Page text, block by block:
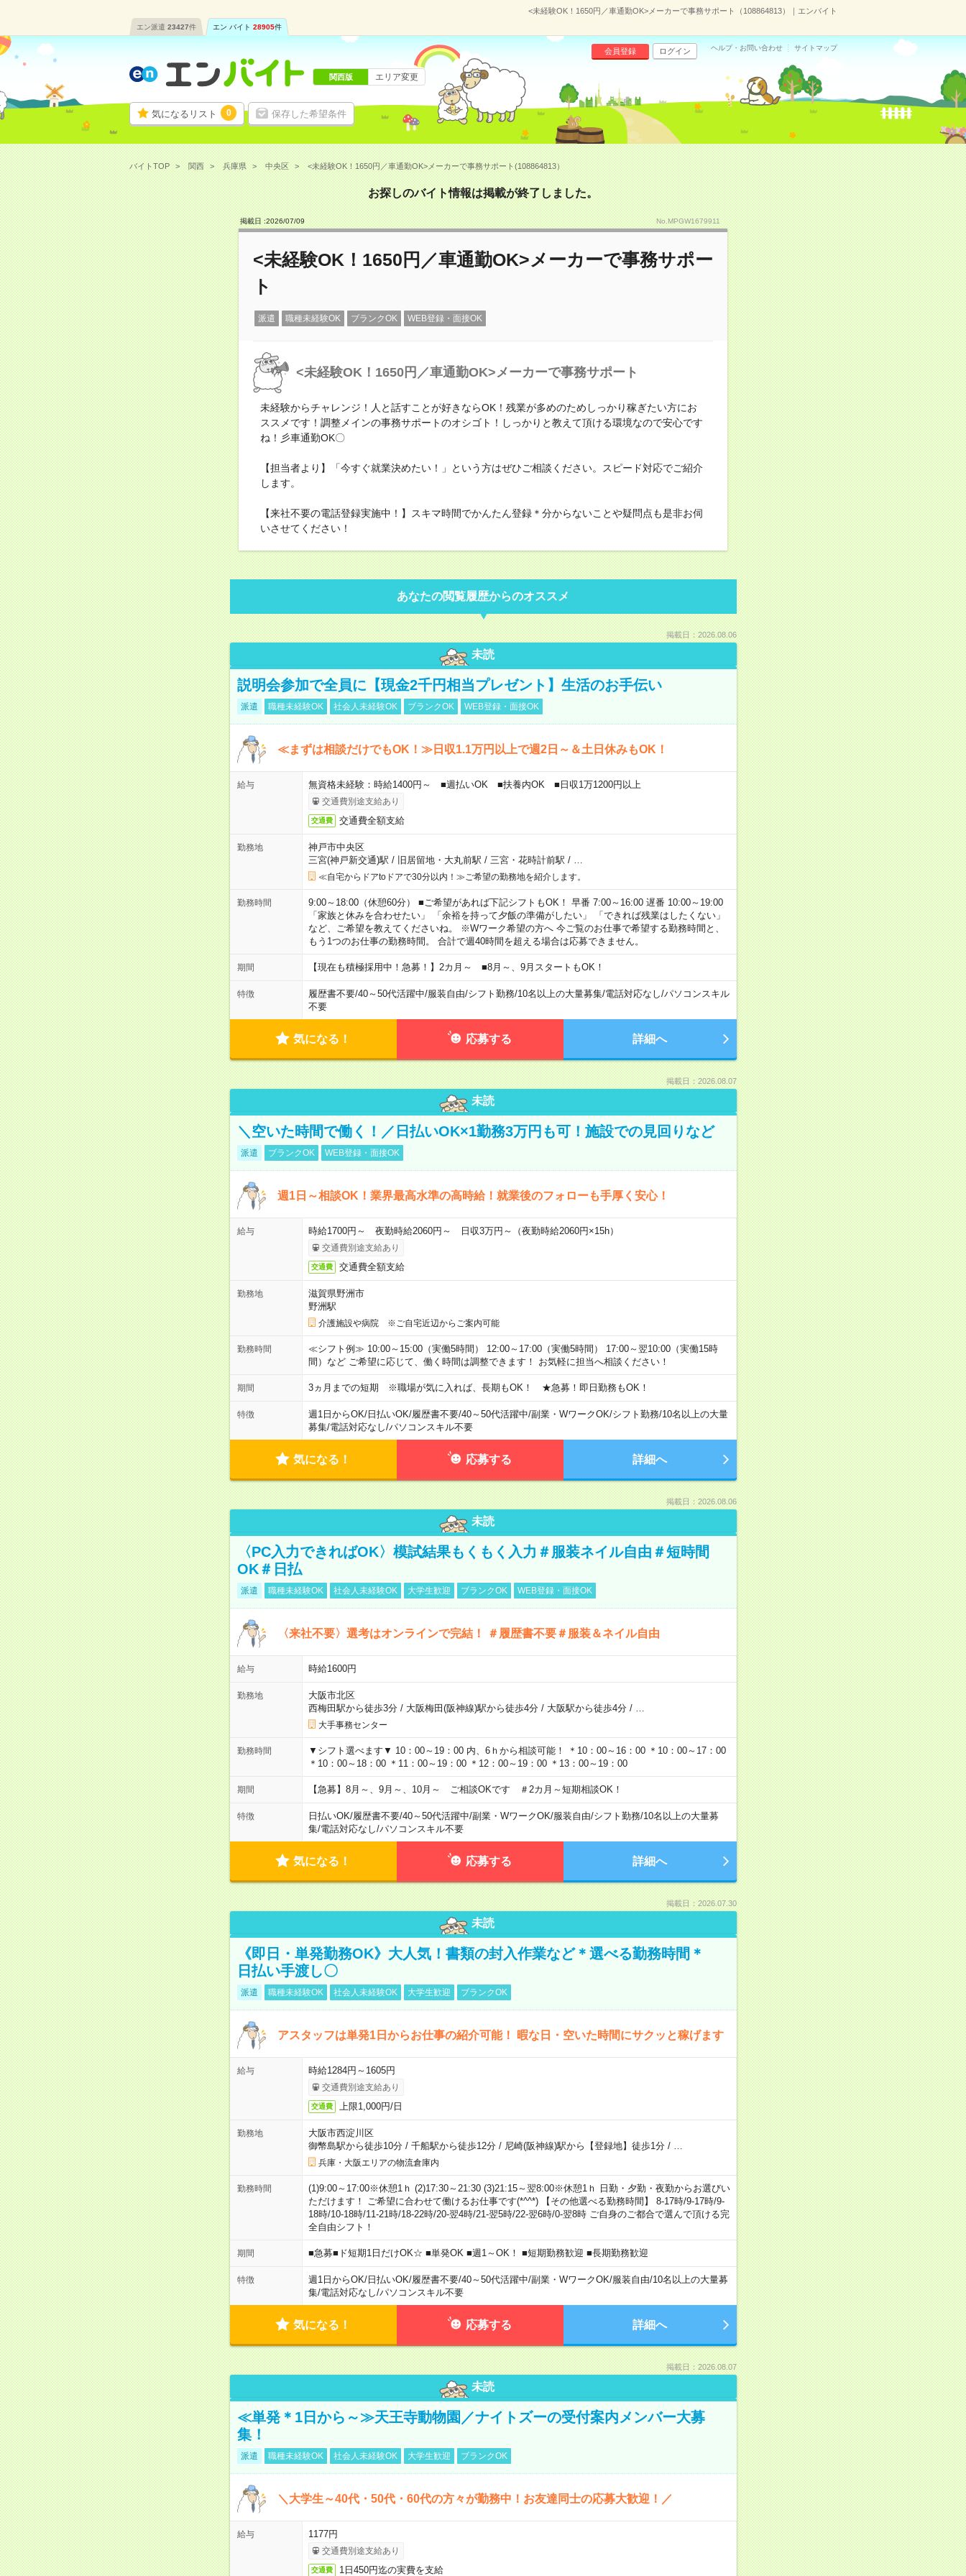
<未経験OK！1650円／車通勤OK>メーカーで事務サポート（108864813）｜エンバイト
エン派遣 23427件 エン バイト 28905件
気になるリスト 0 保存した希望条件
会員登録 ログイン ヘルプ・お問い合わせ サイトマップ
関西版 エリア変更
バイトTOP 関西 兵庫県 中央区 <未経験OK！1650円／車通勤OK>メーカーで事務サポート(108864813）
お探しのバイト情報は掲載が終了しました。
掲載日 :2026/07/09 No.MPGW1679911
<未経験OK！1650円／車通勤OK>メーカーで事務サポー
ト
派遣 職種未経験OK ブランクOK WEB登録・面接OK
<未経験OK！1650円／車通勤OK>メーカーで事務サポート
未経験からチャレンジ！人と話すことが好きならOK！残業が多めのためしっかり稼ぎたい方にお
ススメです！調整メインの事務サポートのオシゴト！しっかりと教えて頂ける環境なので安心です
ね！彡車通勤OK〇
【担当者より】「今すぐ就業決めたい！」という方はぜひご相談ください。スピード対応でご紹介
します。
【来社不要の電話登録実施中！】スキマ時間でかんたん登録＊分からないことや疑問点も是非お伺
いさせてください！
あなたの閲覧履歴からのオススメ
掲載日：2026.08.06
未読
説明会参加で全員に【現金2千円相当プレゼント】生活のお手伝い
派遣 職種未経験OK 社会人未経験OK ブランクOK WEB登録・面接OK
≪まずは相談だけでもOK！≫日収1.1万円以上で週2日～＆土日休みもOK！
給与 無資格未経験：時給1400円～ ■週払いOK ■扶養内OK ■日収1万1200円以上
交通費別途支給あり
交通費 交通費全額支給
勤務地
神戸市中央区
三宮(神戸新交通)駅 / 旧居留地・大丸前駅 / 三宮・花時計前駅 /
≪自宅からドアtoドアで30分以内！≫ご希望の勤務地を紹介します。
勤務時間
9:00～18:00（休憩60分） ■ご希望があれば下記シフトもOK！ 早番 7:00～16:00 遅番 10:00～19:00
「家族と休みを合わせたい」 「余裕を持って夕飯の準備がしたい」 「できれば残業はしたくない」
など、ご希望を教えてくださいね。 ※Wワーク希望の方へ 今ご覧のお仕事で希望する勤務時間と、
もう1つのお仕事の勤務時間。 合計で週40時間を超える場合は応募できません。
期間 【現在も積極採用中！急募！】2カ月～ ■8月～、9月スタートもOK！
特徴 履歴書不要/40～50代活躍中/服装自由/シフト勤務/10名以上の大量募集/電話対応なし/パソコンスキル
不要
気になる！ 応募する 詳細へ
掲載日：2026.08.07
未読
＼空いた時間で働く！／日払いOK×1勤務3万円も可！施設での見回りなど
派遣 ブランクOK WEB登録・面接OK
週1日～相談OK！業界最高水準の高時給！就業後のフォローも手厚く安心！
給与 時給1700円～ 夜勤時給2060円～ 日収3万円～（夜勤時給2060円×15h）
交通費別途支給あり
交通費 交通費全額支給
勤務地
滋賀県野洲市
野洲駅
介護施設や病院 ※ご自宅近辺からご案内可能
勤務時間
≪シフト例≫ 10:00～15:00（実働5時間） 12:00～17:00（実働5時間） 17:00～翌10:00（実働15時
間）など ご希望に応じて、働く時間は調整できます！ お気軽に担当へ相談ください！
期間 3ヵ月までの短期 ※職場が気に入れば、長期もOK！ ★急募！即日勤務もOK！
特徴 週1日からOK/日払いOK/履歴書不要/40～50代活躍中/副業・WワークOK/シフト勤務/10名以上の大量
募集/電話対応なし/パソコンスキル不要
気になる！ 応募する 詳細へ
掲載日：2026.08.06
未読
〈PC入力できればOK〉模試結果もくもく入力＃服装ネイル自由＃短時間
OK＃日払
派遣 職種未経験OK 社会人未経験OK 大学生歓迎 ブランクOK WEB登録・面接OK
〈来社不要〉選考はオンラインで完結！ ＃履歴書不要＃服装＆ネイル自由
給与 時給1600円
勤務地
大阪市北区
西梅田駅から徒歩3分/ 大阪梅田(阪神線)駅から徒歩4分/ 大阪駅から徒歩4分/
大手事務センター
勤務時間
▼シフト選べます▼ 10：00～19：00 内、6ｈから相談可能！ ＊10：00～16：00 ＊10：00～17：00
＊10：00～18：00 ＊11：00～19：00 ＊12：00～19：00 ＊13：00～19：00
期間 【急募】8月～、9月～、10月～ ご相談OKです ＃2カ月～短期相談OK！
特徴 日払いOK/履歴書不要/40～50代活躍中/副業・WワークOK/服装自由/シフト勤務/10名以上の大量募
集/電話対応なし/パソコンスキル不要
気になる！ 応募する 詳細へ
掲載日：2026.07.30
未読
《即日・単発勤務OK》大人気！書類の封入作業など＊選べる勤務時間＊
日払い手渡し〇
派遣 職種未経験OK 社会人未経験OK 大学生歓迎 ブランクOK
アスタッフは単発1日からお仕事の紹介可能！ 暇な日・空いた時間にサクッと稼げます
給与 時給1284円～1605円
交通費別途支給あり
交通費 上限1,000円/日
勤務地
大阪市西淀川区
御幣島駅から徒歩10分/ 千船駅から徒歩12分/ 尼崎(阪神線)駅から【登録地】徒歩1分/
兵庫・大阪エリアの物流倉庫内
勤務時間
(1)9:00～17:00※休憩1ｈ (2)17:30～21:30 (3)21:15～翌8:00※休憩1ｈ 日勤・夕勤・夜勤からお選びい
ただけます！ ご希望に合わせて働けるお仕事です(*^^*) 【その他選べる勤務時間】 8-17時/9-17時/9-
18時/10-18時/11-21時/18-22時/20-翌4時/21-翌5時/22-翌6時/0-翌8時 ご自身のご都合で選んで頂ける完
全自由シフト！
期間 ■急募■ド短期1日だけOK☆ ■単発OK ■週1～OK！ ■短期勤務歓迎 ■長期勤務歓迎
特徴 週1日からOK/日払いOK/履歴書不要/40～50代活躍中/副業・WワークOK/服装自由/10名以上の大量募
集/電話対応なし/パソコンスキル不要
気になる！ 応募する 詳細へ
掲載日：2026.08.07
未読
≪単発＊1日から～≫天王寺動物園／ナイトズーの受付案内メンバー大募
集！
派遣 職種未経験OK 社会人未経験OK 大学生歓迎 ブランクOK
＼大学生～40代・50代・60代の方々が勤務中！お友達同士の応募大歓迎！／
給与 1177円
交通費別途支給あり
交通費 1日450円迄の実費を支給